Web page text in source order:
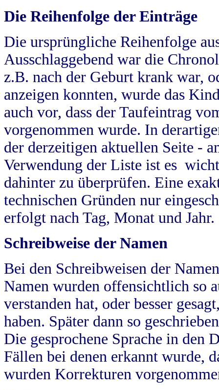
Die Reihenfolge der Einträge
Die ursprüngliche Reihenfolge
Ausschlaggebend war die
z.B. nach der Geburt krank war,
anzeigen konnten, wurde das
auch vor, dass der Taufeintrag
vorgenommen wurde. In
der derzeitigen aktuellen Seite -
Verwendung der Liste ist es
dahinter zu überprüfen. Eine
technischen Gründen nur
erfolgt nach Tag, Monat und Jahr.
Schreibweise der Namen
Bei den Schreibweisen der
Namen wurden offensichtlich so
verstanden hat, oder besser
haben. Später dann so
Die gesprochene Sprache in
Fällen bei denen erkannt wurde,
wurden Korrekturen